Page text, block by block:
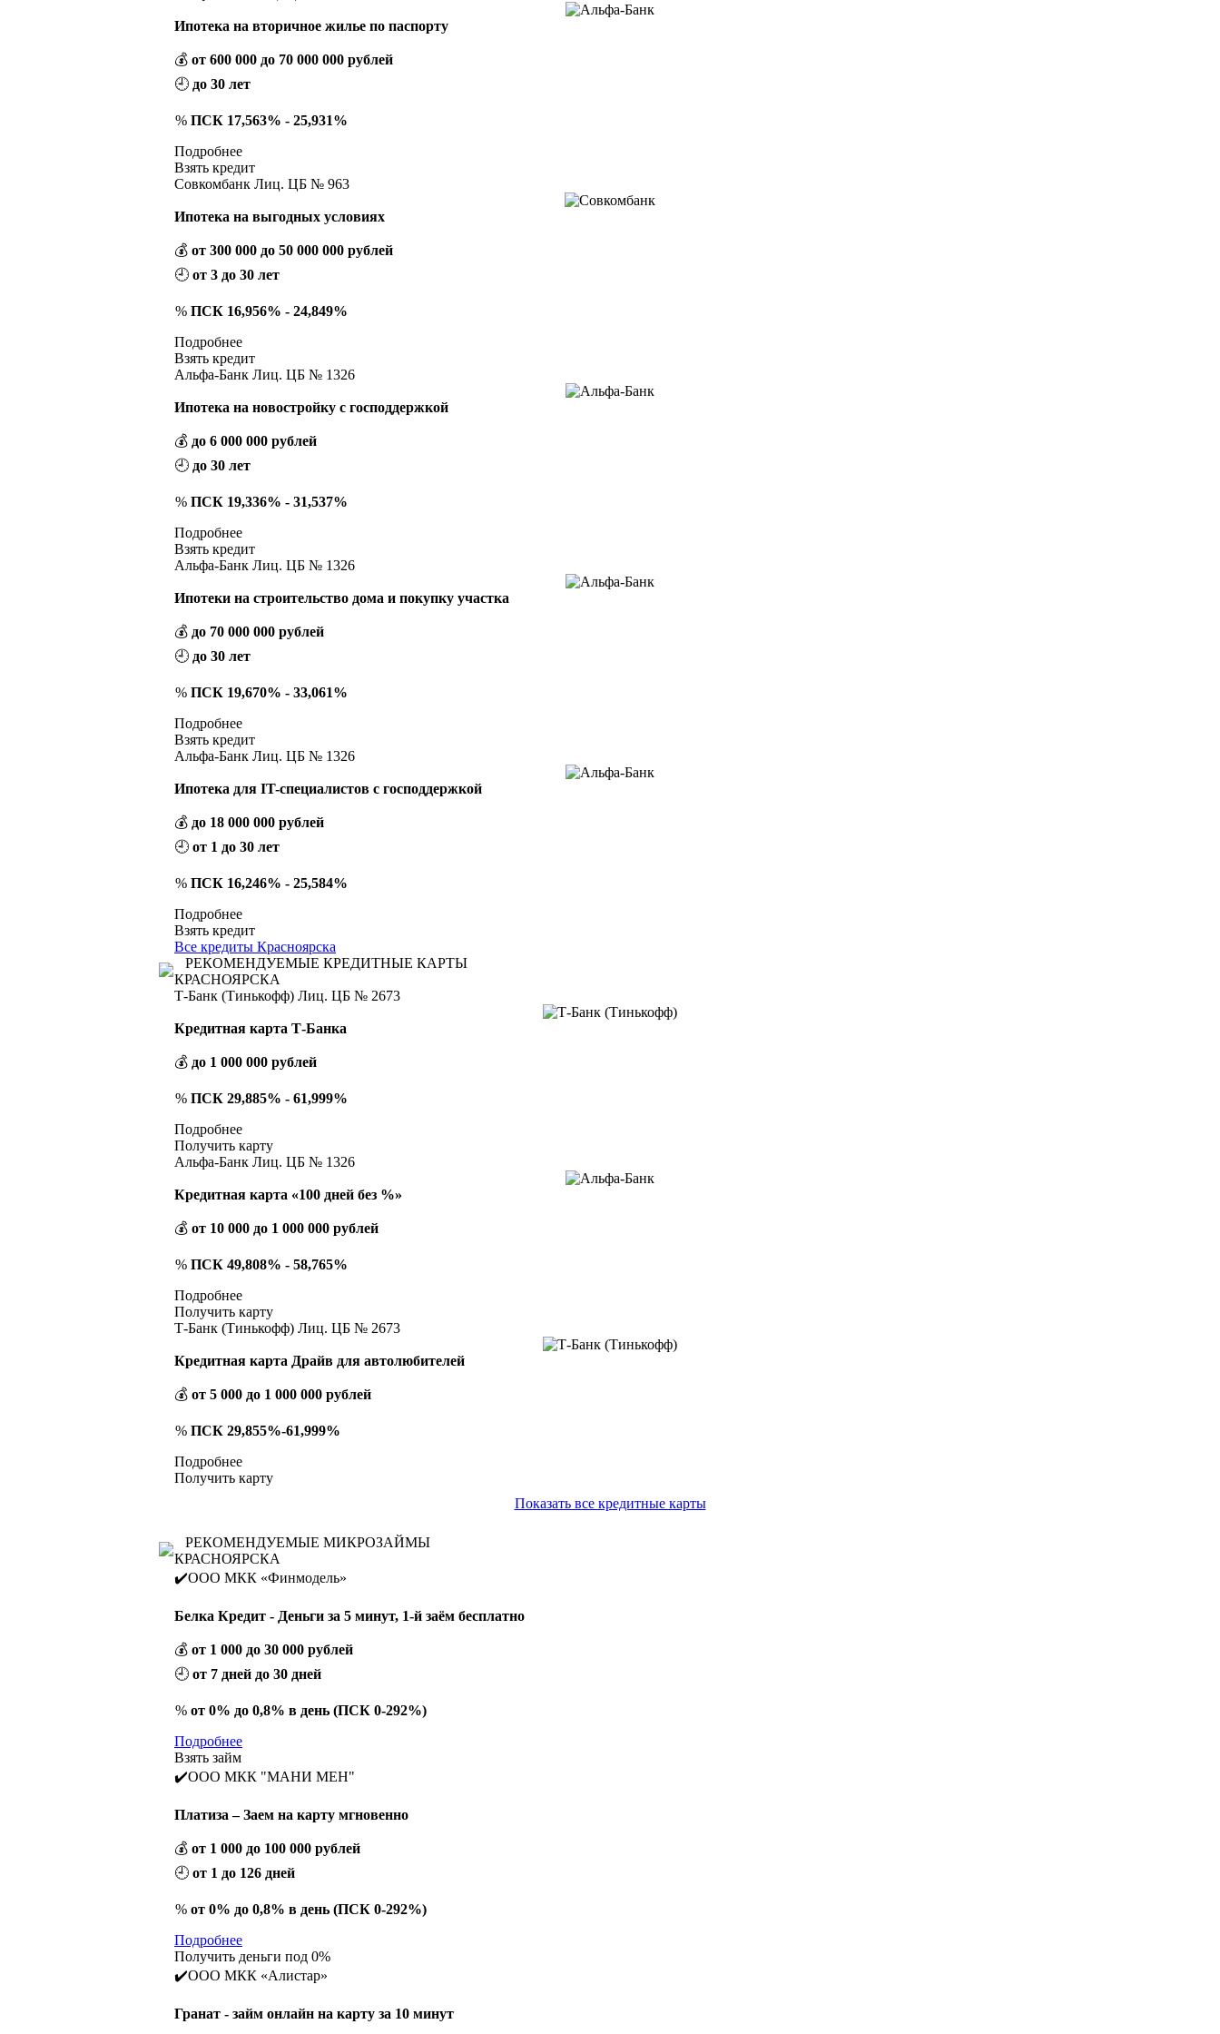
Ипотека на вторичное жилье по паспорту
💰 от 600 000 до 70 000 000 рублей
🕘 до 30 лет
% ПСК 17,563% - 25,931%
Подробнее
Взять кредит
Совкомбанк Лиц. ЦБ № 963
Ипотека на выгодных условиях
💰 от 300 000 до 50 000 000 рублей
🕘 от 3 до 30 лет
% ПСК 16,956% - 24,849%
Подробнее
Взять кредит
Альфа-Банк Лиц. ЦБ № 1326
Ипотека на новостройку с господдержкой
💰 до 6 000 000 рублей
🕘 до 30 лет
% ПСК 19,336% - 31,537%
Подробнее
Взять кредит
Альфа-Банк Лиц. ЦБ № 1326
Ипотеки на строительство дома и покупку участка
💰 до 70 000 000 рублей
🕘 до 30 лет
% ПСК 19,670% - 33,061%
Подробнее
Взять кредит
Альфа-Банк Лиц. ЦБ № 1326
Ипотека для IT-специалистов с господдержкой
💰 до 18 000 000 рублей
🕘 от 1 до 30 лет
% ПСК 16,246% - 25,584%
Подробнее
Взять кредит
Все кредиты Красноярска
РЕКОМЕНДУЕМЫЕ КРЕДИТНЫЕ КАРТЫ
КРАСНОЯРСКА
Т-Банк (Тинькофф) Лиц. ЦБ № 2673
Кредитная карта Т-Банка
💰 до 1 000 000 рублей
% ПСК 29,885% - 61,999%
Подробнее
Получить карту
Альфа-Банк Лиц. ЦБ № 1326
Кредитная карта «100 дней без %»
💰 от 10 000 до 1 000 000 рублей
% ПСК 49,808% - 58,765%
Подробнее
Получить карту
Т-Банк (Тинькофф) Лиц. ЦБ № 2673
Кредитная карта Драйв для автолюбителей
💰 от 5 000 до 1 000 000 рублей
% ПСК 29,855%-61,999%
Подробнее
Получить карту
Показать все кредитные карты
РЕКОМЕНДУЕМЫЕ МИКРОЗАЙМЫ
КРАСНОЯРСКА
✔️ООО МКК «Финмодель»
Белка Кредит - Деньги за 5 минут, 1-й заём бесплатно
💰 от 1 000 до 30 000 рублей
🕘 от 7 дней до 30 дней
% от 0% до 0,8% в день (ПСК 0-292%)
Подробнее
Взять займ
✔️ООО МКК "МАНИ МЕН"
Платиза – Заем на карту мгновенно
💰 от 1 000 до 100 000 рублей
🕘 от 1 до 126 дней
% от 0% до 0,8% в день (ПСК 0-292%)
Подробнее
Получить деньги под 0%
✔️ООО МКК «Алистар»
Гранат - займ онлайн на карту за 10 минут